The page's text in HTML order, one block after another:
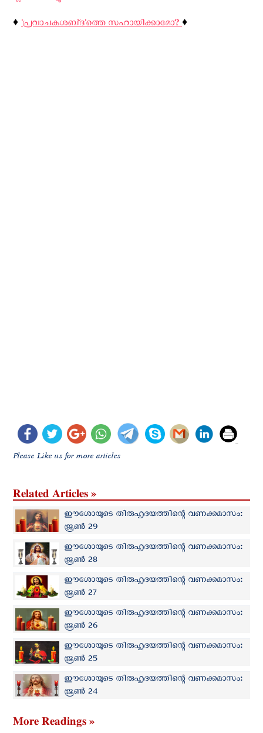
♦️ 'പ്രവാചകശബ്‌ദ'ത്തെ സഹായിക്കാമോ?♦️
Please Like us for more articles
Related Articles »
ഈശോയുടെ തിരുഹൃദയത്തിന്റെ വണക്കമാസം:
ജൂണ്‍ 29
ഈശോയുടെ തിരുഹൃദയത്തിന്റെ വണക്കമാസം:
ജൂണ്‍ 28
ഈശോയുടെ തിരുഹൃദയത്തിന്റെ വണക്കമാസം:
ജൂണ്‍ 27
ഈശോയുടെ തിരുഹൃദയത്തിന്റെ വണക്കമാസം:
ജൂണ്‍ 26
ഈശോയുടെ തിരുഹൃദയത്തിന്റെ വണക്കമാസം:
ജൂണ്‍ 25
ഈശോയുടെ തിരുഹൃദയത്തിന്റെ വണക്കമാസം:
ജൂണ്‍ 24
More Readings »